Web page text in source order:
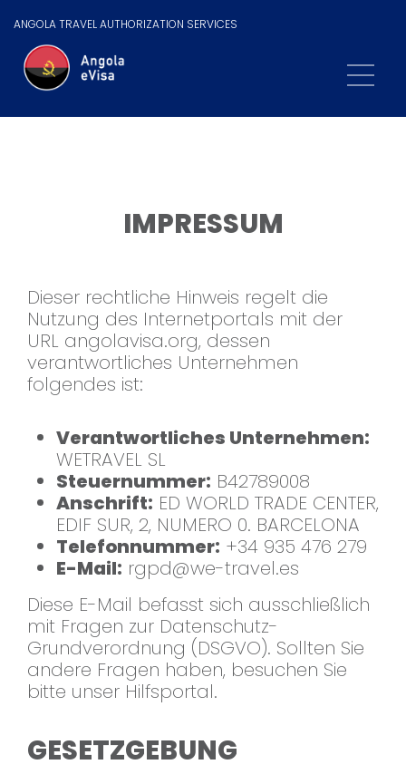
ANGOLA TRAVEL AUTHORIZATION SERVICES
IMPRESSUM
Dieser rechtliche Hinweis regelt die
Nutzung des Internetportals mit der
URL angolavisa.org, dessen
verantwortliches Unternehmen
folgendes ist:
Verantwortliches Unternehmen:
WETRAVEL SL
Steuernummer: B42789008
Anschrift: ED WORLD TRADE CENTER,
EDIF SUR, 2, NUMERO 0. BARCELONA
Telefonnummer: +34 935 476 279
E-Mail: rgpd@we-travel.es
Diese E-Mail befasst sich ausschließlich
mit Fragen zur Datenschutz-
Grundverordnung (DSGVO). Sollten Sie
andere Fragen haben, besuchen Sie
bitte unser Hilfsportal.
GESETZGEBUNG